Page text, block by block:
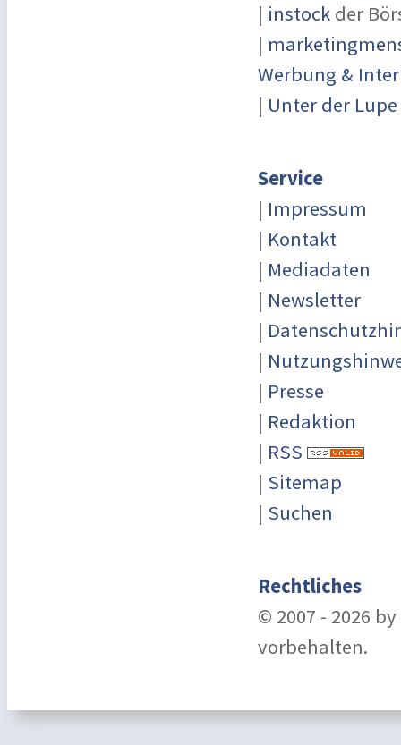
| instock der
|
Werbung &
| Unter der Lupe
Service
| Impressum
| Kontakt
| Mediadaten
| Newsletter
|
|
| Presse
| Redaktion
| RSS
| Sitemap
| Suchen
Rechtliches
© 2007 - 2026
vorbehalten.